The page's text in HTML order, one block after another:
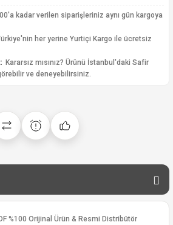
kadar verilen siparişleriniz aynı gün kargoya
her yerine Yurtiçi Kargo ile ücretsiz
Kararsız mısınız? Ürünü İstanbul'daki Safir
ve deneyebilirsiniz.
%100 Orijinal Ürün & Resmi Distribütör